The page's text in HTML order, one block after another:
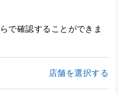
で確認することができま
店舗を選択する